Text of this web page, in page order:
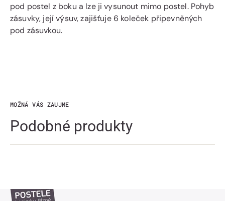
pod postel z boku a lze ji vysunout mimo postel. Pohyb
zásuvky, její výsuv, zajišťuje 6 koleček připevněných
pod zásuvkou.
MOŽNÁ VÁS ZAUJME
Podobné produkty